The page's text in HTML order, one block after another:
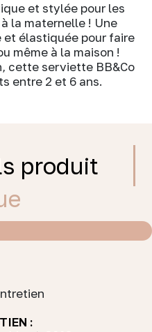
et stylée pour les
la maternelle ! Une
élastiquée pour faire
même à la maison !
cette serviette BB&Co
entre 2 et 6 ans.
produit
: